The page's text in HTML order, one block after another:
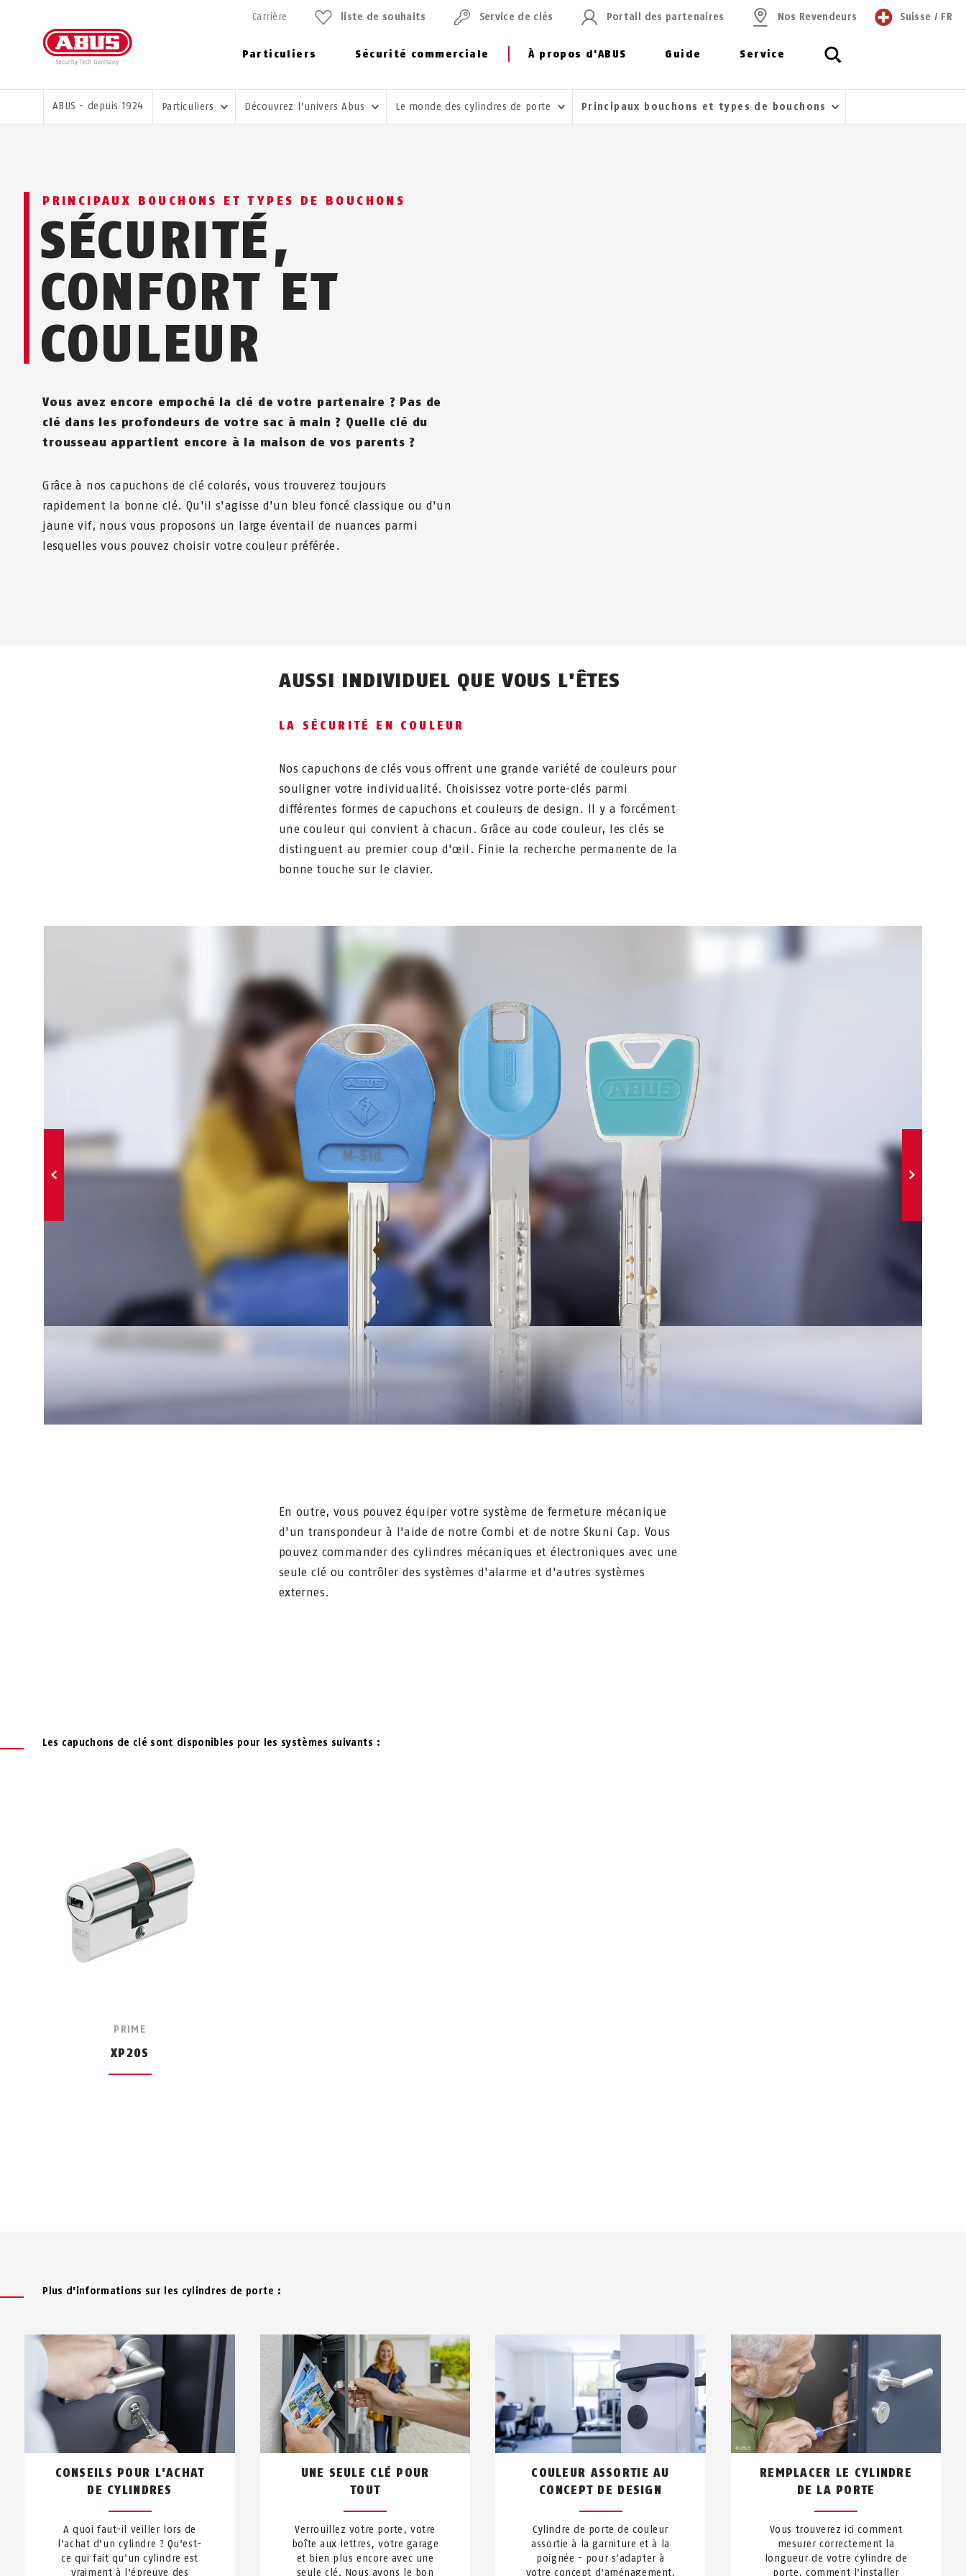
Particuliers Sécurité commerciale À propos d'ABUS Guide Service
Carrière liste de souhaits Service de clés Portail des partenaires Nos Revendeurs Suisse / FR
VOUS ÊTES ICI:
ABUS - depuis 1924 Particuliers Découvrez l’univers Abus Le monde des cylindres de porte Principaux bouchons et types de bouchons
PRINCIPAUX BOUCHONS ET TYPES DE BOUCHONS
SÉCURITÉ,
CONFORT ET
COULEUR
Vous avez encore empoché la clé de votre partenaire ? Pas de
clé dans les profondeurs de votre sac à main ? Quelle clé du
trousseau appartient encore à la maison de vos parents ?
Grâce à nos capuchons de clé colorés, vous trouverez toujours
rapidement la bonne clé. Qu'il s'agisse d'un bleu foncé classique ou d'un
jaune vif, nous vous proposons un large éventail de nuances parmi
lesquelles vous pouvez choisir votre couleur préférée.
AUSSI INDIVIDUEL QUE VOUS L'ÊTES
LA SÉCURITÉ EN COULEUR
Nos capuchons de clés vous offrent une grande variété de couleurs pour
souligner votre individualité. Choisissez votre porte-clés parmi
différentes formes de capuchons et couleurs de design. Il y a forcément
une couleur qui convient à chacun. Grâce au code couleur, les clés se
distinguent au premier coup d'œil. Finie la recherche permanente de la
bonne touche sur le clavier.
En outre, vous pouvez équiper votre système de fermeture mécanique
d'un transpondeur à l'aide de notre Combi et de notre Skuni Cap. Vous
pouvez commander des cylindres mécaniques et électroniques avec une
seule clé ou contrôler des systèmes d'alarme et d'autres systèmes
externes.
Les capuchons de clé sont disponibles pour les systèmes suivants :
PRIME
XP20S
Plus d'informations sur les cylindres de porte :
CONSEILS POUR L'ACHAT
DE CYLINDRES
A quoi faut-il veiller lors de
l'achat d'un cylindre ? Qu'est-
ce qui fait qu'un cylindre est
vraiment à l'épreuve des
UNE SEULE CLÉ POUR
TOUT
Verrouillez votre porte, votre
boîte aux lettres, votre garage
et bien plus encore avec une
seule clé. Nous avons le bon
COULEUR ASSORTIE AU
CONCEPT DE DESIGN
Cylindre de porte de couleur
assortie à la garniture et à la
poignée - pour s'adapter à
votre concept d'aménagement.
REMPLACER LE CYLINDRE
DE LA PORTE
Vous trouverez ici comment
mesurer correctement la
longueur de votre cylindre de
porte, comment l'installer